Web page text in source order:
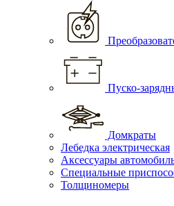
Пуско-
Домкраты
Лебедка электрическая
Аксессуары
Специальные
Толщиномеры